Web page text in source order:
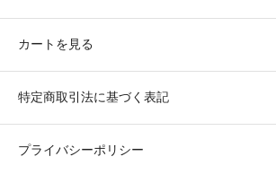
カートを見る
特定商取引法に基づく表記
プライバシーポリシー